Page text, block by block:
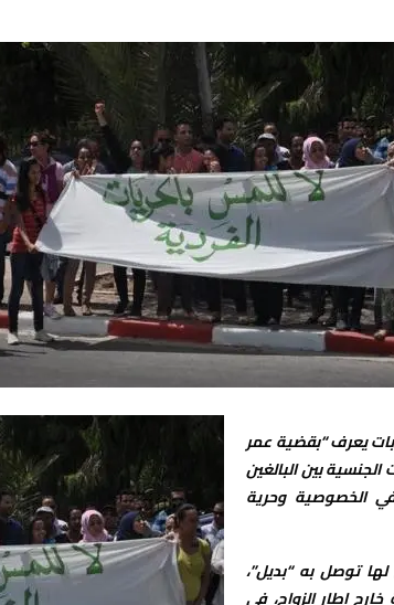
يعرف “بقضية عمر
بين البالغين
في الخصوصية وحرية
توصل به “بديل”،
إطار الزواج، في